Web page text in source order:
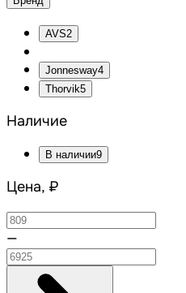
AVS2
Jonnesway4
Thorvik5
Наличие
В наличии9
Цена, ₽
—